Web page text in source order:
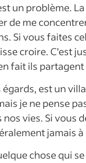
un problème.
de me
Si vous faites
croire. C’est
fait ils
égards, est un
je ne pense
vies. Si vous
jamais
chose qui